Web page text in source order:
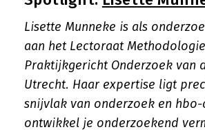
Lisette Munneke is als
aan het Lectoraat
Praktijkgericht Onderzoek van
Utrecht. Haar expertise ligt
snijvlak van onderzoek en
ontwikkel je onderzoekend